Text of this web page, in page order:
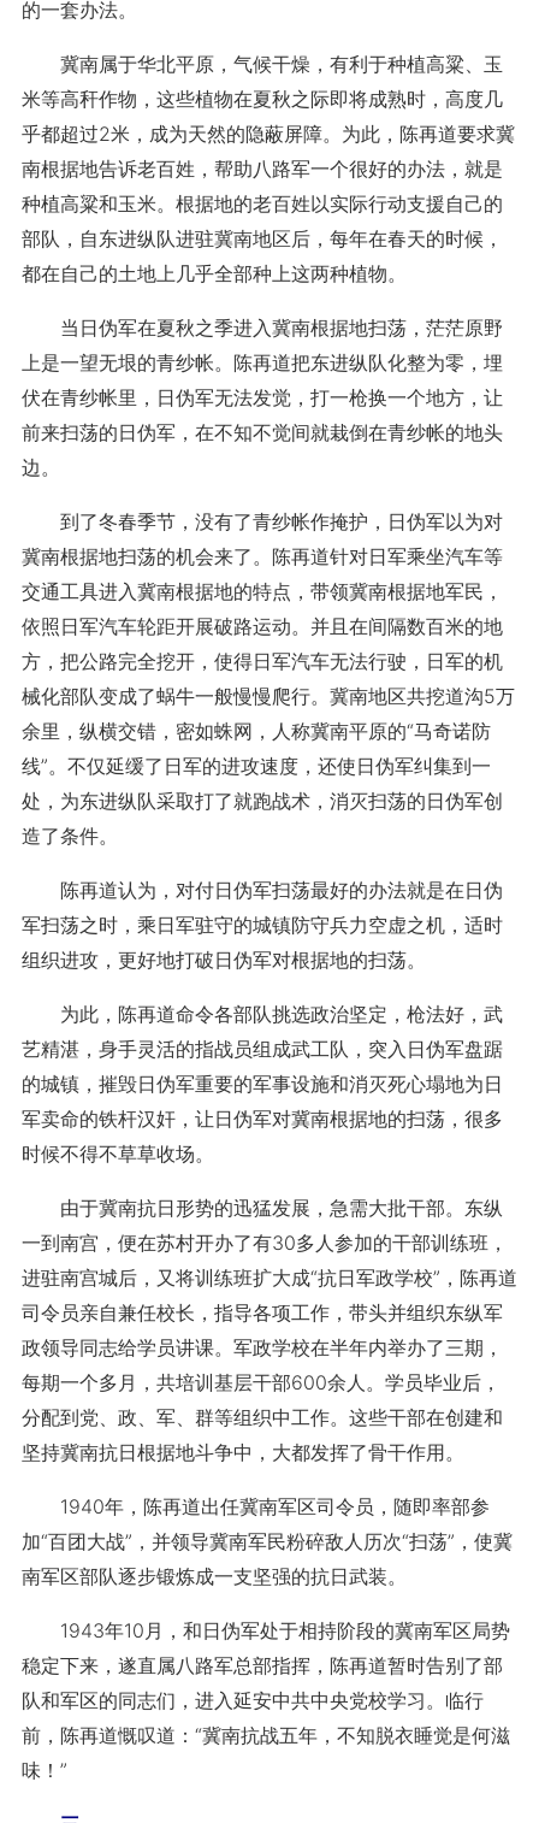
的一套办法。
冀南属于华北平原，气候干燥，有利于种植高粱、玉
米等高秆作物，这些植物在夏秋之际即将成熟时，高度几
乎都超过2米，成为天然的隐蔽屏障。为此，陈再道要求冀
南根据地告诉老百姓，帮助八路军一个很好的办法，就是
种植高粱和玉米。根据地的老百姓以实际行动支援自己的
部队，自东进纵队进驻冀南地区后，每年在春天的时候，
都在自己的土地上几乎全部种上这两种植物。
当日伪军在夏秋之季进入冀南根据地扫荡，茫茫原野
上是一望无垠的青纱帐。陈再道把东进纵队化整为零，埋
伏在青纱帐里，日伪军无法发觉，打一枪换一个地方，让
前来扫荡的日伪军，在不知不觉间就栽倒在青纱帐的地头
边。
到了冬春季节，没有了青纱帐作掩护，日伪军以为对
冀南根据地扫荡的机会来了。陈再道针对日军乘坐汽车等
交通工具进入冀南根据地的特点，带领冀南根据地军民，
依照日军汽车轮距开展破路运动。并且在间隔数百米的地
方，把公路完全挖开，使得日军汽车无法行驶，日军的机
械化部队变成了蜗牛一般慢慢爬行。冀南地区共挖道沟5万
余里，纵横交错，密如蛛网，人称冀南平原的“马奇诺防
线”。不仅延缓了日军的进攻速度，还使日伪军纠集到一
处，为东进纵队采取打了就跑战术，消灭扫荡的日伪军创
造了条件。
陈再道认为，对付日伪军扫荡最好的办法就是在日伪
军扫荡之时，乘日军驻守的城镇防守兵力空虚之机，适时
组织进攻，更好地打破日伪军对根据地的扫荡。
为此，陈再道命令各部队挑选政治坚定，枪法好，武
艺精湛，身手灵活的指战员组成武工队，突入日伪军盘踞
的城镇，摧毁日伪军重要的军事设施和消灭死心塌地为日
军卖命的铁杆汉奸，让日伪军对冀南根据地的扫荡，很多
时候不得不草草收场。
由于冀南抗日形势的迅猛发展，急需大批干部。东纵
一到南宫，便在苏村开办了有30多人参加的干部训练班，
进驻南宫城后，又将训练班扩大成“抗日军政学校”，陈再道
司令员亲自兼任校长，指导各项工作，带头并组织东纵军
政领导同志给学员讲课。军政学校在半年内举办了三期，
每期一个多月，共培训基层干部600余人。学员毕业后，
分配到党、政、军、群等组织中工作。这些干部在创建和
坚持冀南抗日根据地斗争中，大都发挥了骨干作用。
1940年，陈再道出任冀南军区司令员，随即率部参
加“百团大战”，并领导冀南军民粉碎敌人历次“扫荡”，使冀
南军区部队逐步锻炼成一支坚强的抗日武装。
1943年10月，和日伪军处于相持阶段的冀南军区局势
稳定下来，遂直属八路军总部指挥，陈再道暂时告别了部
队和军区的同志们，进入延安中共中央党校学习。临行
前，陈再道慨叹道：“冀南抗战五年，不知脱衣睡觉是何滋
味！”